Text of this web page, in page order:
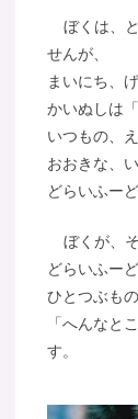
ぼくは、
せんが、
まいにち、
かいぬしは
いつもの、
おおきな、
どらいふー
ぼくが、
どらいふー
ひとつぶも
「へんなと
す。